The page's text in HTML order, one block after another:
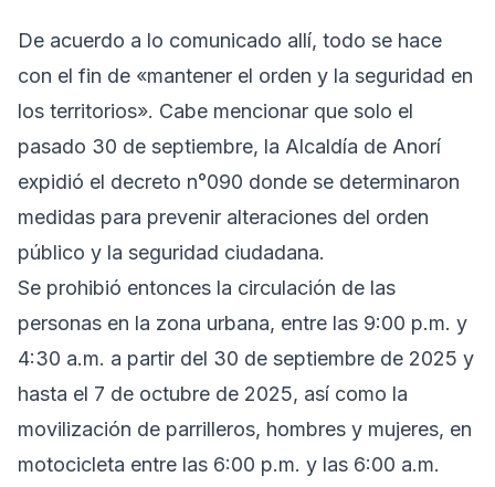
De acuerdo a lo comunicado allí, todo se hace
con el fin de «mantener el orden y la seguridad en
los territorios». Cabe mencionar que solo el
pasado 30 de septiembre, la Alcaldía de Anorí
expidió el decreto n°090 donde se determinaron
medidas para prevenir alteraciones del orden
público y la seguridad ciudadana.
Se prohibió entonces la circulación de las
personas en la zona urbana, entre las 9:00 p.m. y
4:30 a.m. a partir del 30 de septiembre de 2025 y
hasta el 7 de octubre de 2025, así como la
movilización de parrilleros, hombres y mujeres, en
motocicleta entre las 6:00 p.m. y las 6:00 a.m.